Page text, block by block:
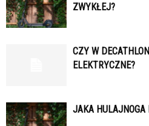
ZWYKŁEJ?
CZY W
ELEKTRYCZNE?
JAKA